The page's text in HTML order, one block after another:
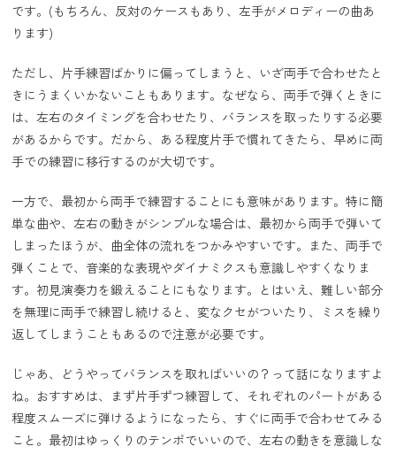
です。(もちろん、反対のケースもあり、左手がメロディーの曲あ
ります)
ただし、片手練習ばかりに偏ってしまうと、いざ両手で合わせたと
きにうまくいかないこともあります。なぜなら、両手で弾くときに
は、左右のタイミングを合わせたり、バランスを取ったりする必要
があるからです。だから、ある程度片手で慣れてきたら、早めに両
手での練習に移行するのが大切です。
一方で、最初から両手で練習することにも意味があります。特に簡
単な曲や、左右の動きがシンプルな場合は、最初から両手で弾いて
しまったほうが、曲全体の流れをつかみやすいです。また、両手で
弾くことで、音楽的な表現やダイナミクスも意識しやすくなりま
す。初見演奏力を鍛えることにもなります。とはいえ、難しい部分
を無理に両手で練習し続けると、変なクセがついたり、ミスを繰り
返してしまうこともあるので注意が必要です。
じゃあ、どうやってバランスを取ればいいの？って話になりますよ
ね。おすすめは、まず片手ずつ練習して、それぞれのパートがある
程度スムーズに弾けるようになったら、すぐに両手で合わせてみる
こと。最初はゆっくりのテンポでいいので、左右の動きを意識しな